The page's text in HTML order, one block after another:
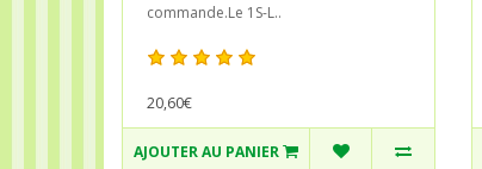
commande.Le 1S-L..
20,60€
AJOUTER AU PANIER